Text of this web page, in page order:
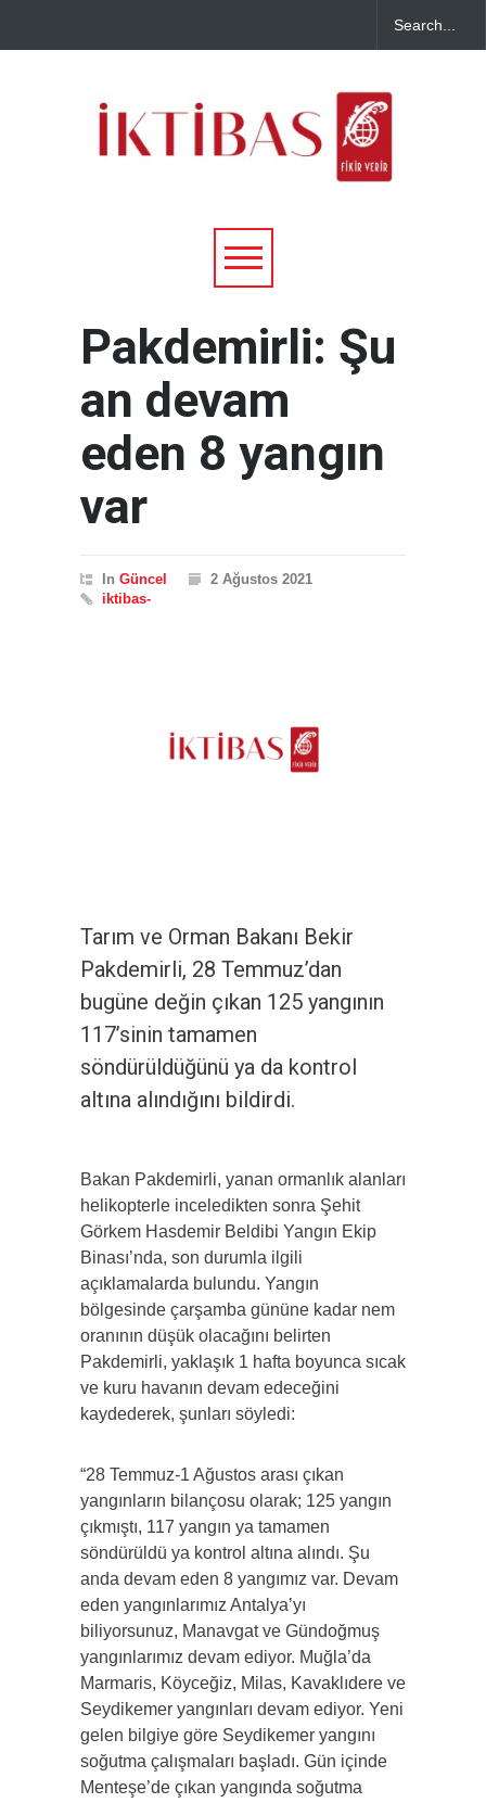
Pakdemirli: Şu
an devam
eden 8 yangın
var
In Güncel
2 Ağustos 2021
iktibas-
Tarım ve Orman Bakanı Bekir
Pakdemirli, 28 Temmuz’dan
bugüne değin çıkan 125 yangının
117’sinin tamamen
söndürüldüğünü ya da kontrol
altına alındığını bildirdi.
Bakan Pakdemirli, yanan ormanlık alanları
helikopterle inceledikten sonra Şehit
Görkem Hasdemir Beldibi Yangın Ekip
Binası’nda, son durumla ilgili
açıklamalarda bulundu. Yangın
bölgesinde çarşamba gününe kadar nem
oranının düşük olacağını belirten
Pakdemirli, yaklaşık 1 hafta boyunca sıcak
ve kuru havanın devam edeceğini
kaydederek, şunları söyledi:
“28 Temmuz-1 Ağustos arası çıkan
yangınların bilançosu olarak; 125 yangın
çıkmıştı, 117 yangın ya tamamen
söndürüldü ya kontrol altına alındı. Şu
anda devam eden 8 yangımız var. Devam
eden yangınlarımız Antalya’yı
biliyorsunuz, Manavgat ve Gündoğmuş
yangınlarımız devam ediyor. Muğla’da
Marmaris, Köyceğiz, Milas, Kavaklıdere ve
Seydikemer yangınları devam ediyor. Yeni
gelen bilgiye göre Seydikemer yangını
soğutma çalışmaları başladı. Gün içinde
Menteşe’de çıkan yangında soğutma